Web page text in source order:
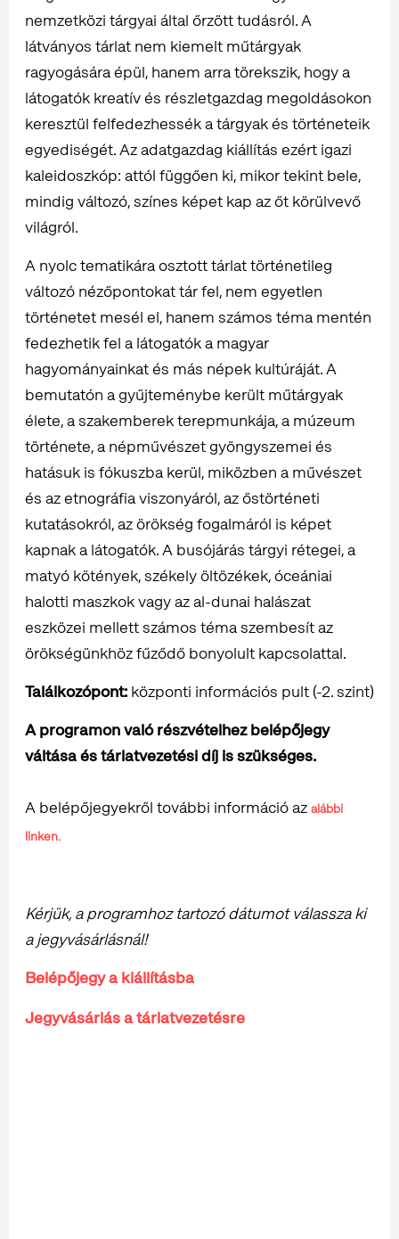
nemzetközi tárgyai által őrzött tudásról. A
látványos tárlat nem kiemelt műtárgyak
ragyogására épül, hanem arra törekszik, hogy a
látogatók kreatív és részletgazdag megoldásokon
keresztül felfedezhessék a tárgyak és történeteik
egyediségét. Az adatgazdag kiállítás ezért igazi
kaleidoszkóp: attól függően ki, mikor tekint bele,
mindig változó, színes képet kap az őt körülvevő
világról.
A nyolc tematikára osztott tárlat történetileg
változó nézőpontokat tár fel, nem egyetlen
történetet mesél el, hanem számos téma mentén
fedezhetik fel a látogatók a magyar
hagyományainkat és más népek kultúráját. A
bemutatón a gyűjteménybe került műtárgyak
élete, a szakemberek terepmunkája, a múzeum
története, a népművészet gyöngyszemei és
hatásuk is fókuszba kerül, miközben a művészet
és az etnográfia viszonyáról, az őstörténeti
kutatásokról, az örökség fogalmáról is képet
kapnak a látogatók. A busójárás tárgyi rétegei, a
matyó kötények, székely öltözékek, óceániai
halotti maszkok vagy az al-dunai halászat
eszközei mellett számos téma szembesít az
örökségünkhöz fűződő bonyolult kapcsolattal.
Találkozópont: központi információs pult (-2. szint)
A programon való részvételhez belépőjegy
váltása és tárlatvezetési díj is szükséges.
A belépőjegyekről további információ az alábbi
linken.
Kérjük, a programhoz tartozó dátumot válassza ki
a jegyvásárlásnál!
Belépőjegy a kiállításba
Jegyvásárlás a tárlatvezetésre